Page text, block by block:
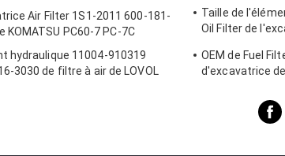
Air Filter 1S1-2011 600-181-
KOMATSU PC60-7 PC-7C
hydraulique 11004-910319
3030 de filtre à air de LOVOL
Taille de
Oil Filter de
OEM de Fuel
d'excavatrice de